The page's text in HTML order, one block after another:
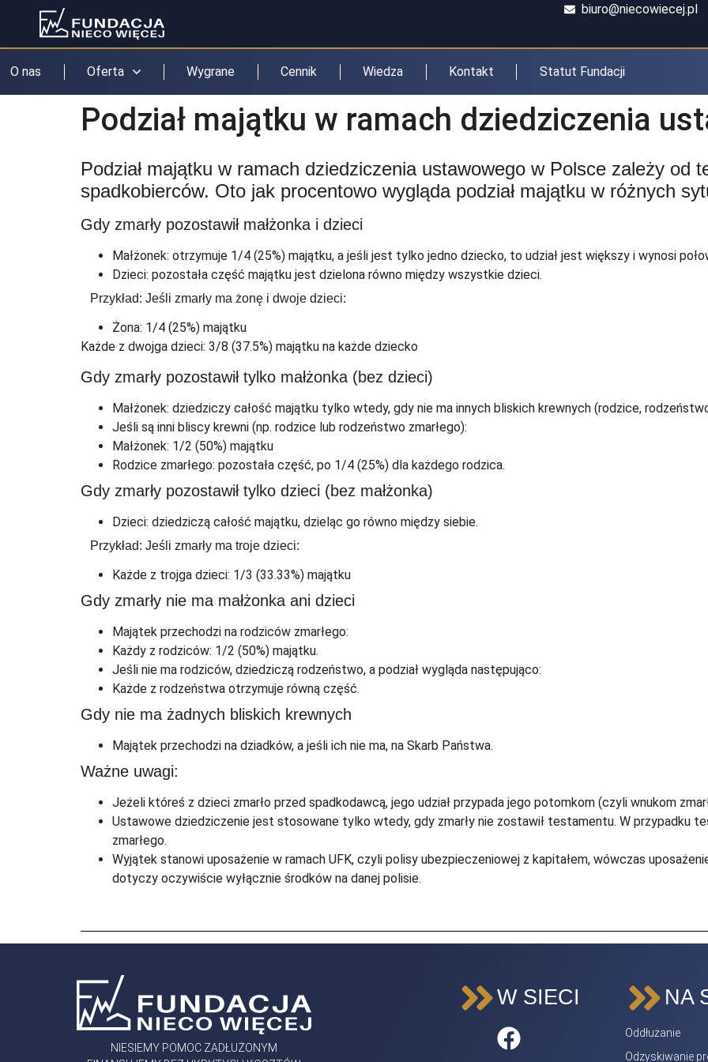
biuro@niecowiecej.pl
O nas Oferta Wygrane Cennik Wiedza Kontakt Statut Fundacji
Podział majątku w ramach dziedziczenia
Podział majątku w ramach dziedziczenia ustawowego w Polsce zależy od
spadkobierców. Oto jak procentowo wygląda podział majątku w różnych
Gdy zmarły pozostawił małżonka i dzieci
Małżonek: otrzymuje 1/4 (25%) majątku, a jeśli jest tylko jedno dziecko, to udział jest większy i wynosi
Dzieci: pozostała część majątku jest dzielona równo między wszystkie dzieci.
Przykład: Jeśli zmarły ma żonę i dwoje dzieci:
Żona: 1/4 (25%) majątku
Każde z dwojga dzieci: 3/8 (37.5%) majątku na każde dziecko
Gdy zmarły pozostawił tylko małżonka (bez dzieci)
Małżonek: dziedziczy całość majątku tylko wtedy, gdy nie ma innych bliskich krewnych (rodzice,
Jeśli są inni bliscy krewni (np. rodzice lub rodzeństwo zmarłego):
Małżonek: 1/2 (50%) majątku
Rodzice zmarłego: pozostała część, po 1/4 (25%) dla każdego rodzica.
Gdy zmarły pozostawił tylko dzieci (bez małżonka)
Dzieci: dziedziczą całość majątku, dzieląc go równo między siebie.
Przykład: Jeśli zmarły ma troje dzieci:
Każde z trojga dzieci: 1/3 (33.33%) majątku
Gdy zmarły nie ma małżonka ani dzieci
Majątek przechodzi na rodziców zmarłego:
Każdy z rodziców: 1/2 (50%) majątku.
Jeśli nie ma rodziców, dziedziczą rodzeństwo, a podział wygląda następująco:
Każde z rodzeństwa otrzymuje równą część.
Gdy nie ma żadnych bliskich krewnych
Majątek przechodzi na dziadków, a jeśli ich nie ma, na Skarb Państwa.
Ważne uwagi:
Jeżeli któreś z dzieci zmarło przed spadkodawcą, jego udział przypada jego potomkom (czyli wnukom
Ustawowe dziedziczenie jest stosowane tylko wtedy, gdy zmarły nie zostawił testamentu. W przypadku
zmarłego.
Wyjątek stanowi uposażenie w ramach UFK, czyli polisy ubezpieczeniowej z kapitałem, wówczas
dotyczy oczywiście wyłącznie środków na danej polisie.
NIESIEMY POMOC ZADŁUŻONYM
W SIECI NA
Oddłużanie
Odzyskiwanie